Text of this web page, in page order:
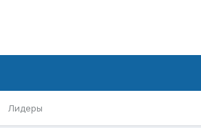
Лидеры